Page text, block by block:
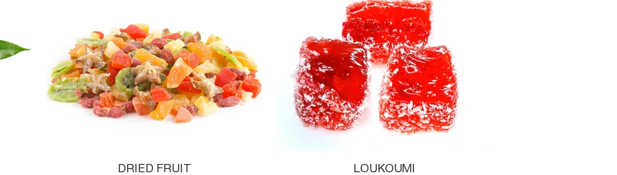
DRIED FRUIT LOUKOUMI